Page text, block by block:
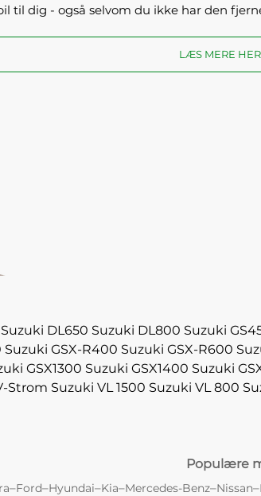
til dig - også selvom du ikke har den
LÆS MERE HER
Suzuki DL650 Suzuki DL800 Suzuki
Suzuki GSX-R400 Suzuki GSX-R600
GSX1300 Suzuki GSX1400 Suzuki
Strom Suzuki VL 1500 Suzuki VL 800
Populære
–Ford–Hyundai–Kia–Mercedes-Benz–Nissan–